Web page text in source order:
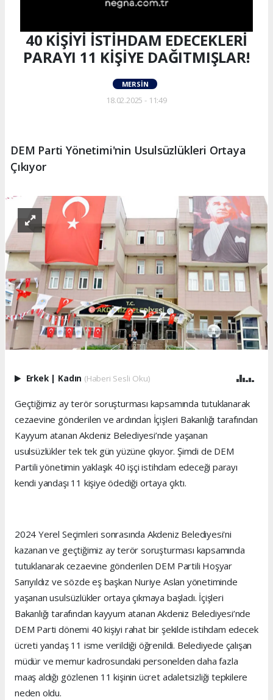
40 KİŞİYİ İSTİHDAM EDECEKLERİ
PARAYI 11 KİŞİYE DAĞITMIŞLAR!
MERSIN
18.02.2025 - 11:49
DEM Parti Yönetimi'nin Usulsüzlükleri Ortaya
Çıkıyor
Erkek | Kadın (Haberi Sesli Oku)
Geçtiğimiz ay terör soruşturması kapsamında tutuklanarak
cezaevine gönderilen ve ardından İçişleri Bakanlığı tarafından
Kayyum atanan Akdeniz Belediyesi’nde yaşanan
usulsüzlükler tek tek gün yüzüne çıkıyor. Şimdi de DEM
Partili yönetimin yaklaşık 40 işçi istihdam edeceği parayı
kendi yandaşı 11 kişiye ödediği ortaya çıktı.
2024 Yerel Seçimleri sonrasında Akdeniz Belediyesi'ni
kazanan ve geçtiğimiz ay terör soruşturması kapsamında
tutuklanarak cezaevine gönderilen DEM Partili Hoşyar
Sarıyıldız ve sözde eş başkan Nuriye Aslan yönetiminde
yaşanan usulsüzlükler ortaya çıkmaya başladı. İçişleri
Bakanlığı tarafından kayyum atanan Akdeniz Belediyesi’nde
DEM Parti dönemi 40 kişiyi rahat bir şekilde istihdam edecek
ücreti yandaş 11 isme verildiği öğrenildi. Belediyede çalışan
müdür ve memur kadrosundaki personelden daha fazla
maaş aldığı gözlenen 11 kişinin ücret adaletsizliği tepkilere
neden oldu.